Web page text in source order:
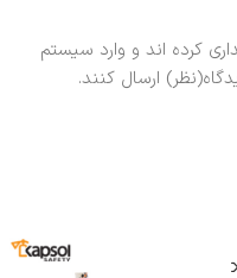
کرده اند و وارد سیستم
ارسال کنند.